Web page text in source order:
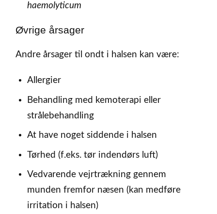
haemolyticum
Øvrige årsager
Andre årsager til ondt i halsen kan være:
Allergier
Behandling med kemoterapi eller
strålebehandling
At have noget siddende i halsen
Tørhed (f.eks. tør indendørs luft)
Vedvarende vejrtrækning gennem
munden fremfor næsen (kan medføre
irritation i halsen)